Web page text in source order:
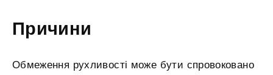
Причини
Обмеження рухливості може бути спровоковано